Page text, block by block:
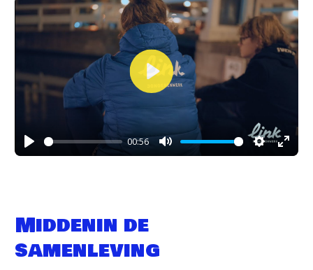
Play
00:56
Mute Settings
Enter
Play
Middenin de
samenleving